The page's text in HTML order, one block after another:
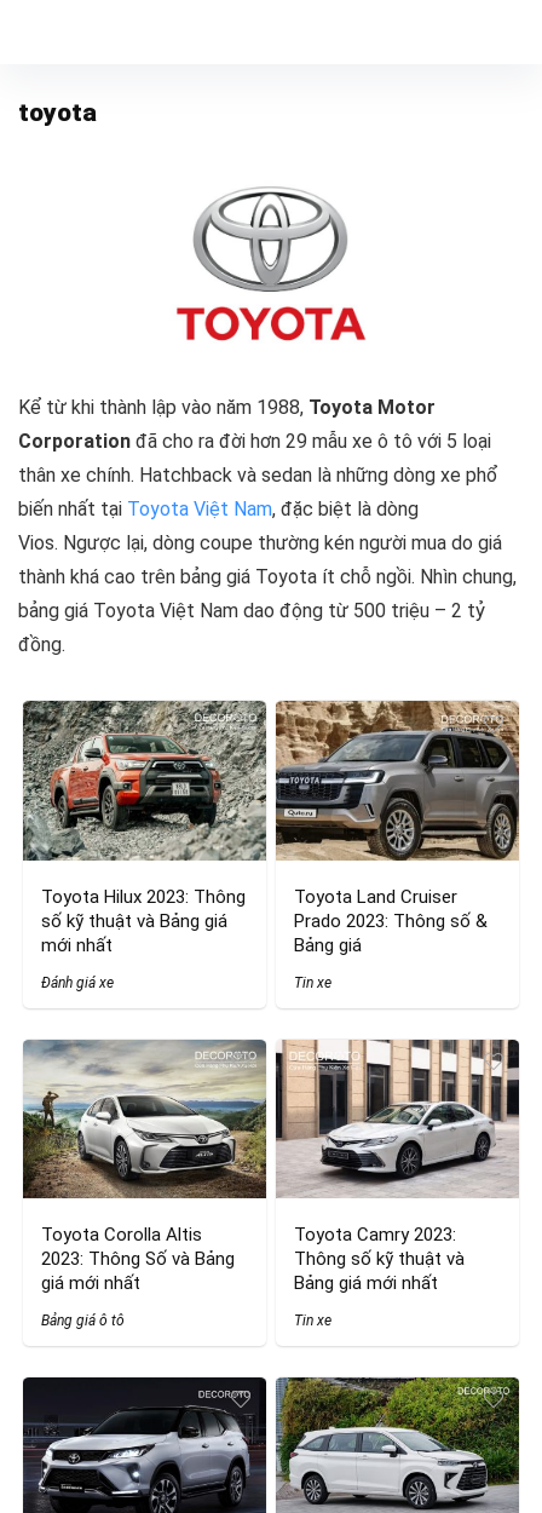
toyota
Kể từ khi thành lập vào năm 1988, Toyota Motor
Corporation đã cho ra đời hơn 29 mẫu xe ô tô với 5 loại
thân xe chính. Hatchback và sedan là những dòng xe phổ
biến nhất tại Toyota Việt Nam, đặc biệt là dòng
Vios. Ngược lại, dòng coupe thường kén người mua do giá
thành khá cao trên bảng giá Toyota ít chỗ ngồi. Nhìn chung,
bảng giá Toyota Việt Nam dao động từ 500 triệu – 2 tỷ
đồng.
Toyota Hilux 2023: Thông
số kỹ thuật và Bảng giá
mới nhất
Đánh giá xe
Toyota Land Cruiser
Prado 2023: Thông số &
Bảng giá
Tin xe
Toyota Corolla Altis
2023: Thông Số và Bảng
giá mới nhất
Bảng giá ô tô
Toyota Camry 2023:
Thông số kỹ thuật và
Bảng giá mới nhất
Tin xe